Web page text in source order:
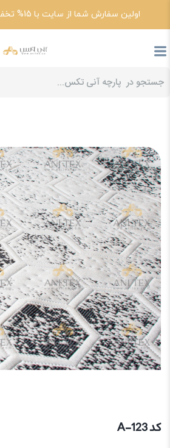
اولین سفارش شما از سایت با 15% تخفیف همراه خواهد بود
پارچه آنی تکس انواع پارچه گردباف و کاربرد آن
کد 123-A